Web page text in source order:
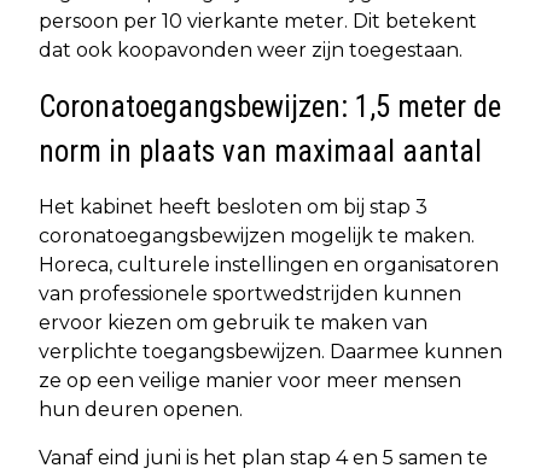
persoon per 10 vierkante meter. Dit betekent
dat ook koopavonden weer zijn toegestaan.
Coronatoegangsbewijzen: 1,5 meter de
norm in plaats van maximaal aantal
Het kabinet heeft besloten om bij stap 3
coronatoegangsbewijzen mogelijk te maken.
Horeca, culturele instellingen en organisatoren
van professionele sportwedstrijden kunnen
ervoor kiezen om gebruik te maken van
verplichte toegangsbewijzen. Daarmee kunnen
ze op een veilige manier voor meer mensen
hun deuren openen.
Vanaf eind juni is het plan stap 4 en 5 samen te